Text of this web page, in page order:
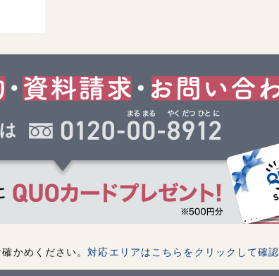
かめください。対応エリアはこちらをクリックして確認